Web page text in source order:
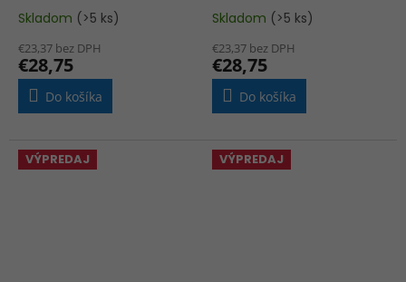
Skladom (>5 ks)
€23,37 bez DPH
€28,75
Do košíka
Skladom (>5 ks)
€23,37 bez DPH
€28,75
Do košíka
VÝPREDAJ VÝPREDAJ